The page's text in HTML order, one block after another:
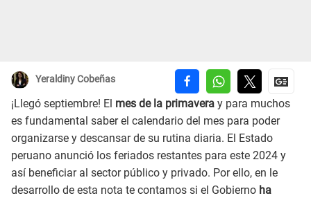
Yeraldiny Cobeñas
¡Llegó septiembre! El mes de la primavera y para muchos
es fundamental saber el calendario del mes para poder
organizarse y descansar de su rutina diaria. El Estado
peruano anunció los feriados restantes para este 2024 y
así beneficiar al sector público y privado. Por ello, en le
desarrollo de esta nota te contamos si el Gobierno ha